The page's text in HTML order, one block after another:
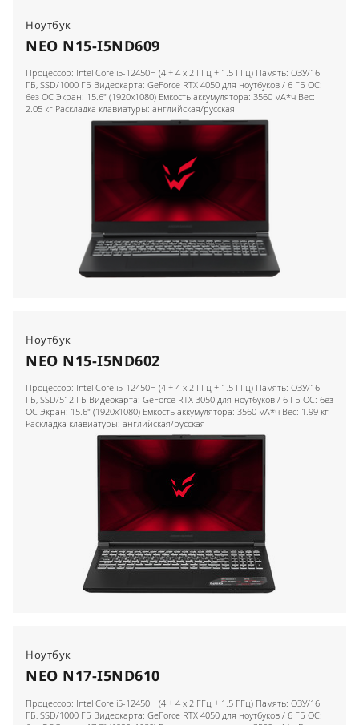
Ноутбук
NEO N15-I5ND609
Процессор: Intel Core i5-12450H (4 + 4 x 2 ГГц + 1.5 ГГц) Память: ОЗУ/16
ГБ, SSD/1000 ГБ Видеокарта: GeForce RTX 4050 для ноутбуков / 6 ГБ ОС:
без ОС Экран: 15.6" (1920x1080) Емкость аккумулятора: 3560 мА*ч Вес:
2.05 кг Раскладка клавиатуры: английская/русская
Ноутбук
NEO N15-I5ND602
Процессор: Intel Core i5-12450H (4 + 4 x 2 ГГц + 1.5 ГГц) Память: ОЗУ/16
ГБ, SSD/512 ГБ Видеокарта: GeForce RTX 3050 для ноутбуков / 6 ГБ ОС: без
ОС Экран: 15.6" (1920x1080) Емкость аккумулятора: 3560 мА*ч Вес: 1.99 кг
Раскладка клавиатуры: английская/русская
Ноутбук
NEO N17-I5ND610
Процессор: Intel Core i5-12450H (4 + 4 x 2 ГГц + 1.5 ГГц) Память: ОЗУ/16
ГБ, SSD/1000 ГБ Видеокарта: GeForce RTX 4050 для ноутбуков / 6 ГБ ОС: